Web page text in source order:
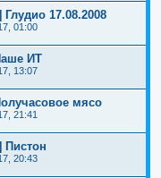
17.08.2008
01:00
ИТ
13:07
мясо
21:41
Пистон
20:43